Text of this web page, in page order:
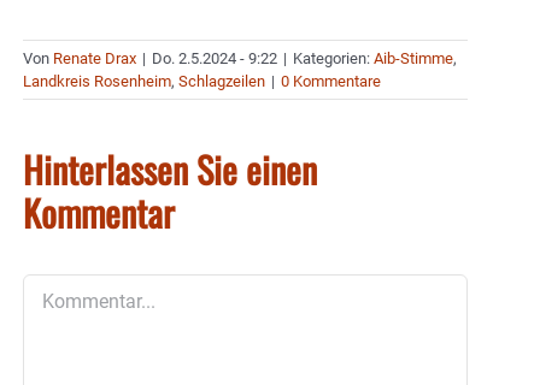
Von Renate Drax | Do. 2.5.2024 - 9:22 | Kategorien: Aib-Stimme,
Landkreis Rosenheim, Schlagzeilen | 0 Kommentare
Hinterlassen Sie einen
Kommentar